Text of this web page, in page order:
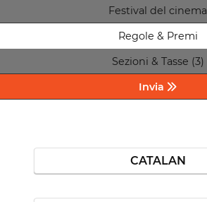
Festival del cinema
Regole & Premi
Sezioni & Tasse (3)
Invia
CATALAN